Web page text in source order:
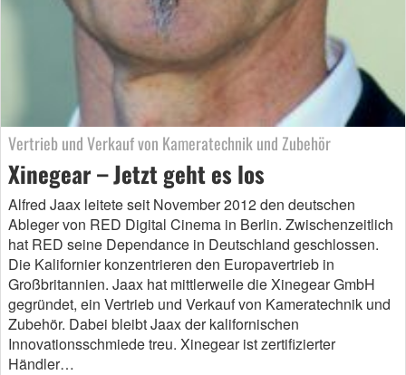
Vertrieb und Verkauf von Kameratechnik und Zubehör
Xinegear – Jetzt geht es los
Alfred Jaax leitete seit November 2012 den deutschen
Ableger von RED Digital Cinema in Berlin. Zwischenzeitlich
hat RED seine Dependance in Deutschland geschlossen.
Die Kalifornier konzentrieren den Europavertrieb in
Großbritannien. Jaax hat mittlerweile die Xinegear GmbH
gegründet, ein Vertrieb und Verkauf von Kameratechnik und
Zubehör. Dabei bleibt Jaax der kalifornischen
Innovationsschmiede treu. Xinegear ist zertifizierter
Händler…